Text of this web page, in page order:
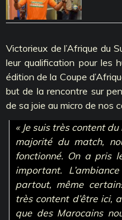
Victorieux de l’Afrique du
leur qualification pour les
édition de la Coupe
but de la rencontre sur
de sa joie au micro de nos
« Je suis très content
majorité du match,
fonctionné. On a pris
important.
partout, même
très content d’être ici,
que des Marocains